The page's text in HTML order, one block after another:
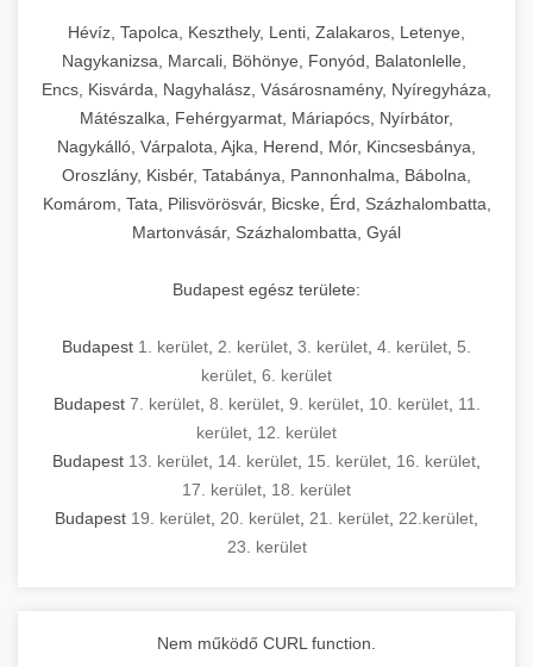
Hévíz, Tapolca, Keszthely, Lenti, Zalakaros, Letenye,
Nagykanizsa, Marcali, Böhönye, Fonyód, Balatonlelle,
Encs, Kisvárda, Nagyhalász, Vásárosnamény, Nyíregyháza,
Mátészalka, Fehérgyarmat, Máriapócs, Nyírbátor,
Nagykálló, Várpalota, Ajka, Herend, Mór, Kincsesbánya,
Oroszlány, Kisbér, Tatabánya, Pannonhalma, Bábolna,
Komárom, Tata, Pilisvörösvár, Bicske, Érd, Százhalombatta,
Martonvásár, Százhalombatta, Gyál
Budapest egész területe:
Budapest 1. kerület 2. kerület 3. kerület 4. kerület 5.
kerület 6. kerület
Budapest 7. kerület, 8. kerület, 9. kerület, 10. kerület, 11.
kerület 12. kerület
Budapest 13. kerület 14. kerület 15. kerület 16. kerület
17. kerület 18. kerület
Budapest 19. kerület 20. kerület 21. kerület 22.kerület
23. kerület
Nem működő CURL function.